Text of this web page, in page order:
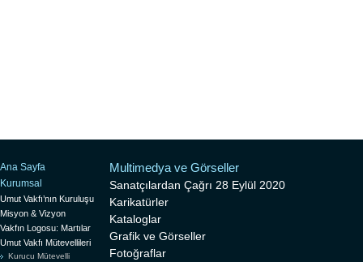
Ana Sayfa
Kurumsal
Umut Vakfı’nın Kuruluşu
Misyon & Vizyon
Vakfın Logosu: Martılar
Umut Vakfı Mütevellileri
Kurucu Mütevelli
Multimedya ve Görseller
Sanatçılardan Çağrı 28 Eylül 2020
Karikatürler
Kataloglar
Grafik ve Görseller
Fotoğraflar